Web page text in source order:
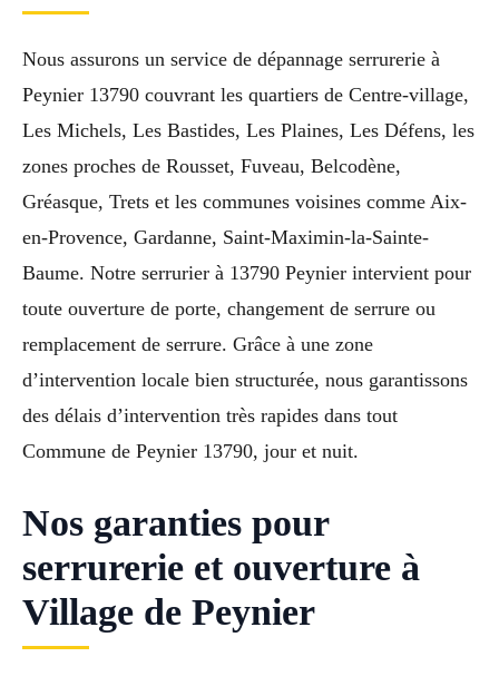
Nous assurons un service de dépannage serrurerie à
Peynier 13790 couvrant les quartiers de Centre-village,
Les Michels, Les Bastides, Les Plaines, Les Défens, les
zones proches de Rousset, Fuveau, Belcodène,
Gréasque, Trets et les communes voisines comme Aix-
en-Provence, Gardanne, Saint-Maximin-la-Sainte-
Baume. Notre serrurier à 13790 Peynier intervient pour
toute ouverture de porte, changement de serrure ou
remplacement de serrure. Grâce à une zone
d’intervention locale bien structurée, nous garantissons
des délais d’intervention très rapides dans tout
Commune de Peynier 13790, jour et nuit.
Nos garanties pour
serrurerie et ouverture à
Village de Peynier